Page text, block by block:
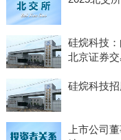
硅烷科技
北京证券
硅烷科技
上市公司